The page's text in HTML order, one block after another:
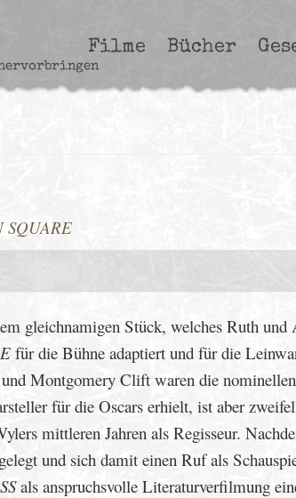
Filme Bücher
SQUARE
gleichnamigen Stück, welches Ruth und
für die Bühne adaptiert und für die
Montgomery Clift waren die
für die Oscars erhielt, ist aber
mittleren Jahren als Regisseur.
und sich damit einen Ruf als
als anspruchsvolle Literaturverfilmung